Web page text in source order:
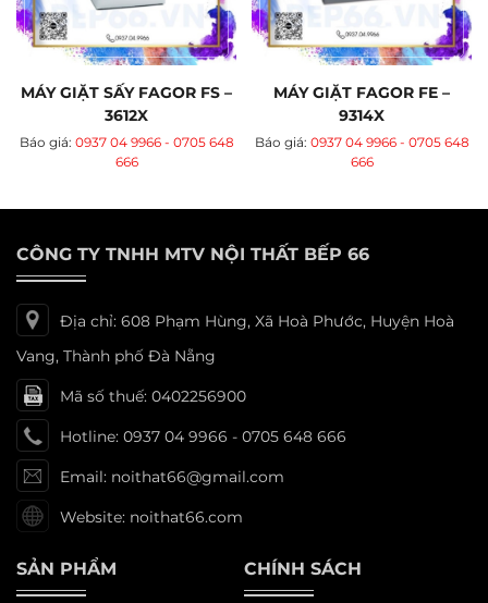
MÁY GIẶT SẤY FAGOR FS –
3612X
Báo giá: 0937 04 9966 - 0705 648
666
MÁY GIẶT FAGOR FE –
9314X
Báo giá: 0937 04 9966 - 0705 648
666
CÔNG TY TNHH MTV NỘI THẤT BẾP 66
Địa chỉ: 608 Phạm Hùng, Xã Hoà Phước, Huyện Hoà
Vang, Thành phố Đà Nẵng
Mã số thuế: 0402256900
Hotline: 0937 04 9966 - 0705 648 666
Email: noithat66@gmail.com
Website: noithat66.com
SẢN PHẨM CHÍNH SÁCH